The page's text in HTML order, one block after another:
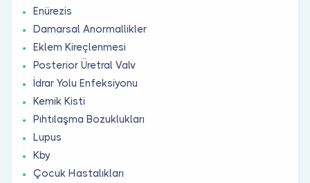
Enürezis
Damarsal Anormallikler
Eklem Kireçlenmesi
Posterior Üretral Valv
İdrar Yolu Enfeksiyonu
Kemik Kisti
Pıhtılaşma Bozuklukları
Lupus
Kby
Çocuk Hastalıkları